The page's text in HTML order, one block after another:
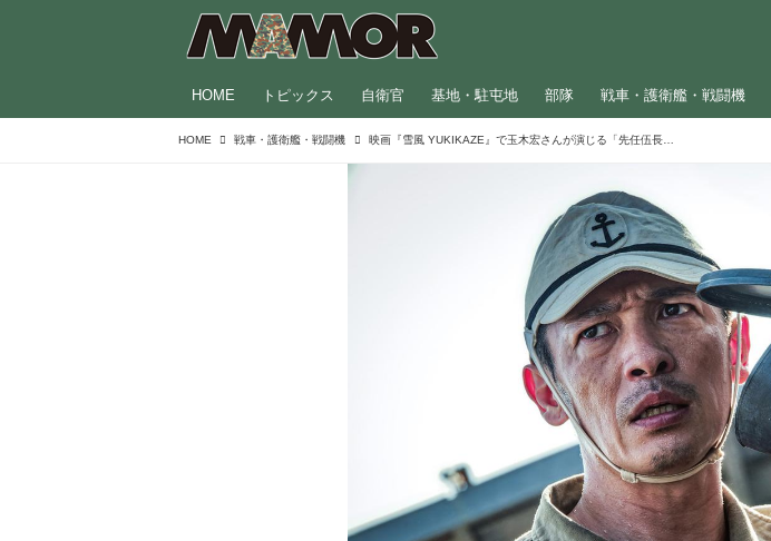
HOME トピックス 自衛官 基地・駐屯地 部隊 戦車・護衛艦・戦闘機
HOME 戦車・護衛艦・戦闘機 映画『雪風 YUKIKAZE』で玉木宏さんが演じる「先任伍長」ってどんな役職？現役の海上自衛隊員が解説！